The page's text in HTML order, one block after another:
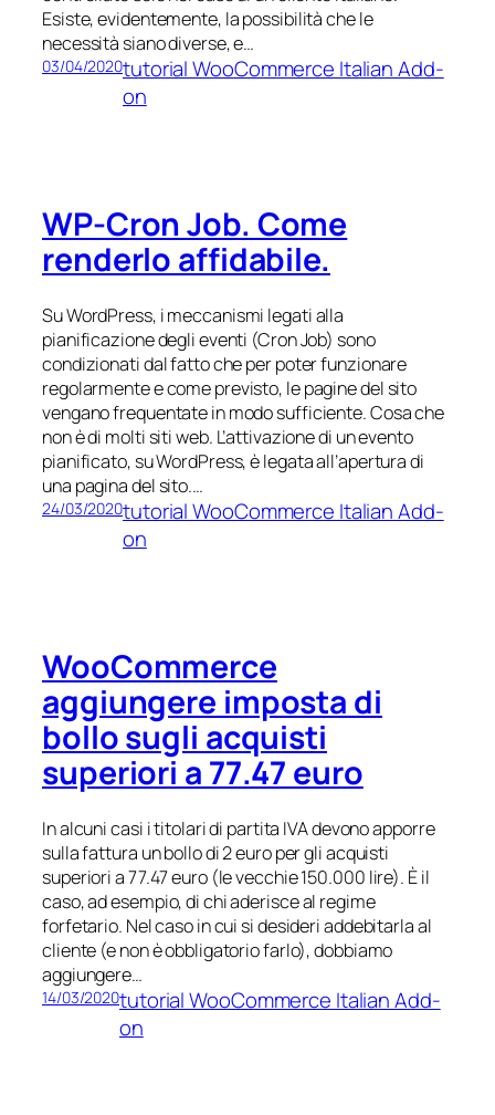
Esiste, evidentemente, la possibilità che le
necessità siano diverse, e…
03/04/2020tutorial WooCommerce Italian Add-
on
WP-Cron Job. Come
renderlo affidabile.
Su WordPress, i meccanismi legati alla
pianificazione degli eventi (Cron Job) sono
condizionati dal fatto che per poter funzionare
regolarmente e come previsto, le pagine del sito
vengano frequentate in modo sufficiente. Cosa che
non è di molti siti web. L’attivazione di un evento
pianificato, su WordPress, è legata all’apertura di
una pagina del sito.…
24/03/2020tutorial WooCommerce Italian Add-
on
WooCommerce
aggiungere imposta di
bollo sugli acquisti
superiori a 77.47 euro
In alcuni casi i titolari di partita IVA devono apporre
sulla fattura un bollo di 2 euro per gli acquisti
superiori a 77.47 euro (le vecchie 150.000 lire). È il
caso, ad esempio, di chi aderisce al regime
forfetario. Nel caso in cui si desideri addebitarla al
cliente (e non è obbligatorio farlo), dobbiamo
aggiungere…
14/03/2020tutorial WooCommerce Italian Add-
on